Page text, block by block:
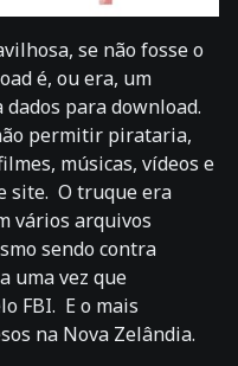
se não fosse o
é, ou era, um
para download.
permitir pirataria,
músicas, vídeos e
site. O truque era
vários arquivos
sendo contra
uma vez que
FBI. E o mais
na Nova Zelândia.